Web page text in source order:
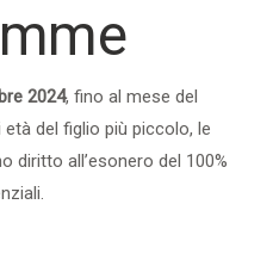
2024, fino al mese del
del figlio più piccolo, le
diritto all’esonero del 100%